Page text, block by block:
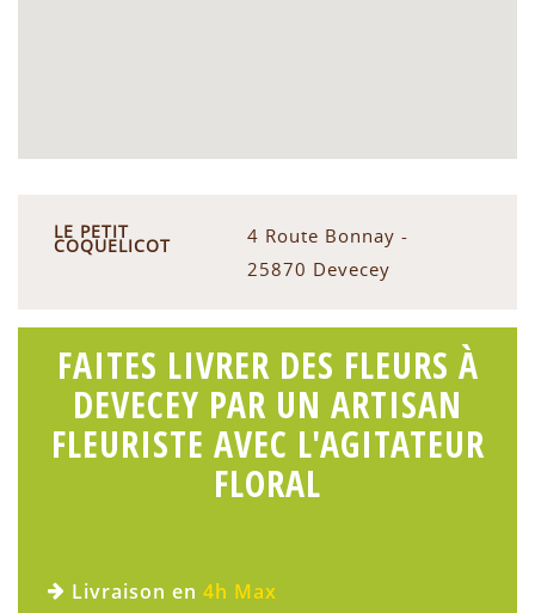
LE PETIT
COQUELICOT
4 Route Bonnay -
25870 Devecey
FAITES LIVRER DES FLEURS À
DEVECEY PAR UN ARTISAN
FLEURISTE AVEC L'AGITATEUR
FLORAL
Livraison en 4h Max